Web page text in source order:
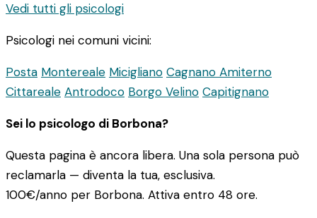
Vedi tutti gli psicologi
Psicologi nei comuni vicini:
Posta Montereale Micigliano Cagnano Amiterno
Cittareale Antrodoco Borgo Velino Capitignano
Sei lo psicologo di Borbona?
Questa pagina è ancora libera. Una sola persona può
reclamarla — diventa la tua, esclusiva.
100€/anno per Borbona. Attiva entro 48 ore.